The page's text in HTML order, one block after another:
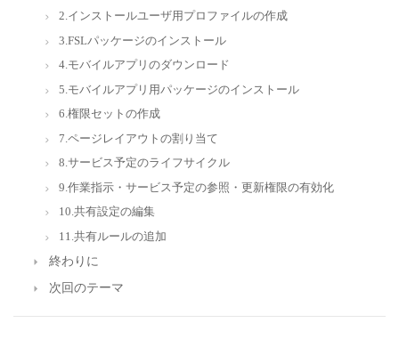
2.インストールユーザ用プロファイルの作成
3.FSLパッケージのインストール
4.モバイルアプリのダウンロード
5.モバイルアプリ用パッケージのインストール
6.権限セットの作成
7.ページレイアウトの割り当て
8.サービス予定のライフサイクル
9.作業指示・サービス予定の参照・更新権限の有効化
10.共有設定の編集
11.共有ルールの追加
終わりに
次回のテーマ